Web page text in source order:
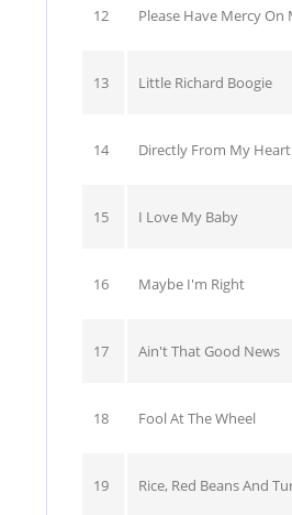
12 Please Have Mercy On
13 Little Richard Boogie
14 Directly From My Heart
15 I Love My Baby
16 Maybe I'm Right
17 Ain't That Good News
18 Fool At The Wheel
19 Rice, Red Beans And